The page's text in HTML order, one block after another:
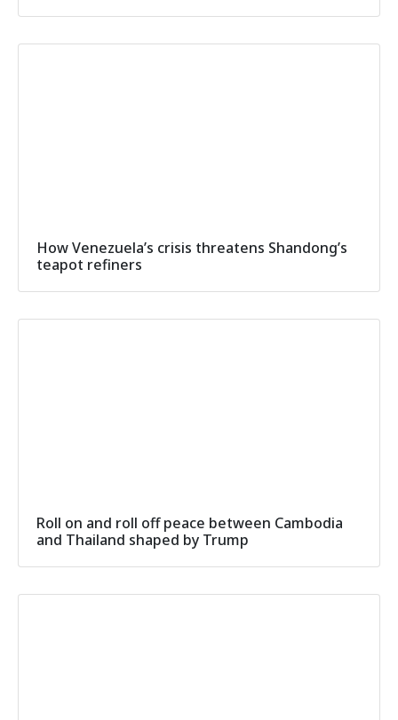
How Venezuela’s crisis threatens Shandong’s
teapot refiners
Roll on and roll off peace between Cambodia
and Thailand shaped by Trump